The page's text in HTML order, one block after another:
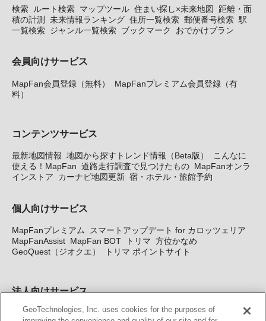
検索 ルート検索 マップツール 住まい探し×未来地図
距離・面
積の計測
未来情報ランキング 住所一覧検索 郵便番号検索 駅
一覧検索 ジャンル一覧検索 ブックマーク おでかけプラン
会員向けサービス
MapFan会員登録（無料）
MapFanプレミアム会員登録（有
料）
コンテンツサービス
最新地図情報 地図から探すトレンド情報（Beta版）
こんなに
使える！MapFan 道路走行調査で見つけたもの MapFanオンラ
インストア
カーナビ地図更新 宿・ホテル・旅館予約
個人向けサービス
MapFanプレミアム
スマートアップデート for カロッツェリア
MapFanAssist MapFan BOT トリマ 方位かなめ
GeoQuest（ジオクエ）
トリマ ポイントサイト
法人向けサービス
法人向け地図・位置情報サービス WEBサイト・システム向け地
GeoTechnologies, Inc. uses cookies for the purposes of